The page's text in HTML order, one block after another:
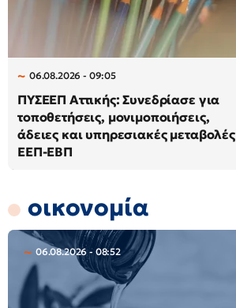
06.08.2026 - 09:05
ΠΥΣΕΕΠ Αττικής: Συνεδρίασε για
τοποθετήσεις, μονιμοποιήσεις,
άδειες και υπηρεσιακές μεταβολές
ΕΕΠ-ΕΒΠ
οικονομία
06.08.2026 - 08:52